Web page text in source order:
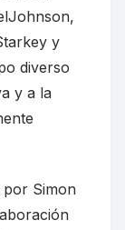
y
diverso
y a la
por Simon